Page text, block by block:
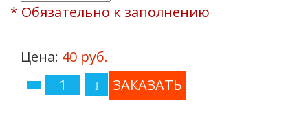
* Обязательно к заполнению
Цена: 40 руб.